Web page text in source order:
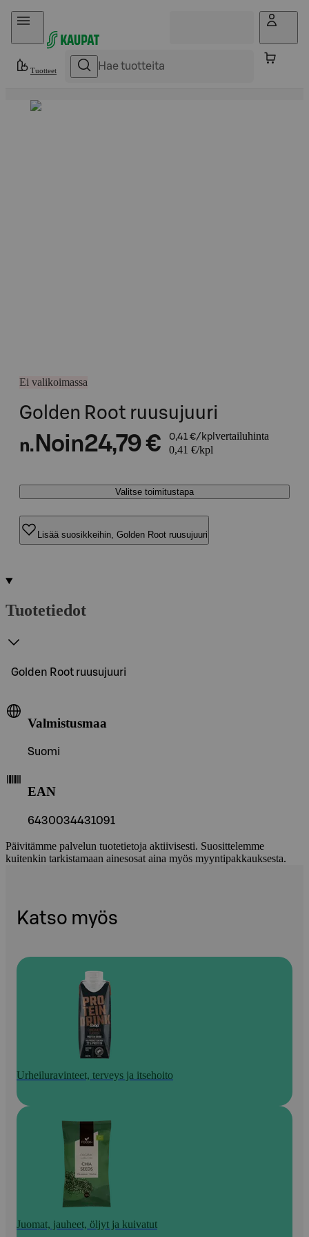
Hyppää sisältöön
Tuotteet
Ei valikoimassa
Golden Root ruusujuuri
n. Noin24,79 € 0,41 €/kpl vertailuhinta
0,41 €/kpl
Valitse toimitustapa
Lisää suosikkeihin, Golden Root ruusujuuri
Tuotetiedot
Golden Root ruusujuuri
Valmistusmaa
Suomi
EAN
6430034431091
Päivitämme palvelun tuotetietoja aktiivisesti. Suosittelemme
kuitenkin tarkistamaan ainesosat aina myös myyntipakkauksesta.
Katso myös
Urheiluravinteet, terveys ja itsehoito
Juomat, jauheet, öljyt ja kuivatut